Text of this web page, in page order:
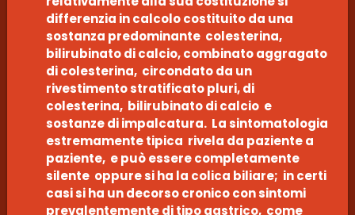
differenzia in calcolo costituito da una
sostanza predominante colesterina,
bilirubinato di calcio, combinato aggragato
di colesterina, circondato da un
rivestimento stratificato pluri, di
colesterina, bilirubinato di calcio e
sostanze di impalcatura. La sintomatologia
estremamente tipica rivela da paziente a
paziente, e può essere completamente
silente oppure si ha la colica biliare; in certi
casi si ha un decorso cronico con sintomi
prevalentemente di tipo gastrico, come